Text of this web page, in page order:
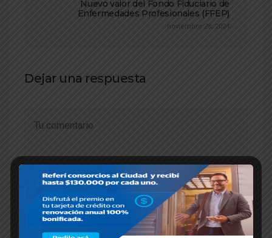
Nuevo valor del Fondo Fiduciario de
Enfermedades Profesionales (FFEP)
noviembre 28, 2024
Dejar una respuesta